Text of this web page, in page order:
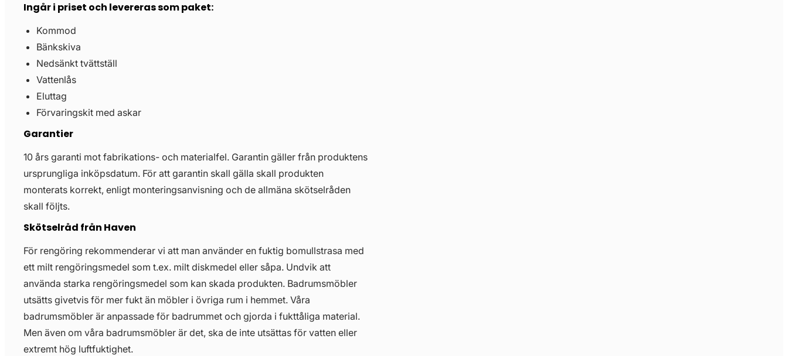
Ingår i priset och levereras som paket:
Kommod
Bänkskiva
Nedsänkt tvättställ
Vattenlås
Eluttag
Förvaringskit med askar
Garantier
10 års garanti mot fabrikations- och materialfel. Garantin gäller från produktens
ursprungliga inköpsdatum. För att garantin skall gälla skall produkten
monterats korrekt, enligt monteringsanvisning och de allmäna skötselråden
skall följts.
Skötselråd från Haven
För rengöring rekommenderar vi att man använder en fuktig bomullstrasa med
ett milt rengöringsmedel som t.ex. milt diskmedel eller såpa. Undvik att
använda starka rengöringsmedel som kan skada produkten. Badrumsmöbler
utsätts givetvis för mer fukt än möbler i övriga rum i hemmet. Våra
badrumsmöbler är anpassade för badrummet och gjorda i fukttåliga material.
Men även om våra badrumsmöbler är det, ska de inte utsättas för vatten eller
extremt hög luftfuktighet.